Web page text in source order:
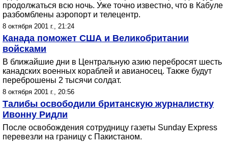
продолжаться всю ночь. Уже точно известно, что в Кабуле
разбомблены аэропорт и телецентр.
8 октября 2001 г., 21:24
Канада поможет США и Великобритании
войсками
В ближайшие дни в Центральную азию перебросят шесть
канадских военных кораблей и авианосец. Также будут
переброшены 2 тысячи солдат.
8 октября 2001 г., 20:56
Талибы освободили британскую журналистку
Ивонну Ридли
После освобождения сотрудницу газеты Sunday Express
перевезли на границу с Пакистаном.